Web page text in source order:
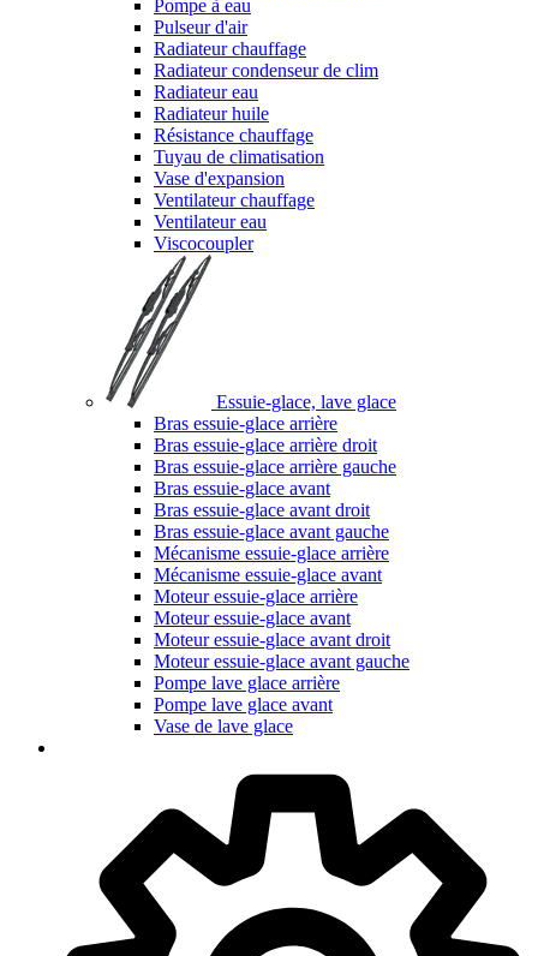
Pompe à eau
Pulseur d'air
Radiateur chauffage
Radiateur condenseur de clim
Radiateur eau
Radiateur huile
Résistance chauffage
Tuyau de climatisation
Vase d'expansion
Ventilateur chauffage
Ventilateur eau
Viscocoupler
Essuie-glace, lave glace
Bras essuie-glace arrière
Bras essuie-glace arrière droit
Bras essuie-glace arrière gauche
Bras essuie-glace avant
Bras essuie-glace avant droit
Bras essuie-glace avant gauche
Mécanisme essuie-glace arrière
Mécanisme essuie-glace avant
Moteur essuie-glace arrière
Moteur essuie-glace avant
Moteur essuie-glace avant droit
Moteur essuie-glace avant gauche
Pompe lave glace arrière
Pompe lave glace avant
Vase de lave glace